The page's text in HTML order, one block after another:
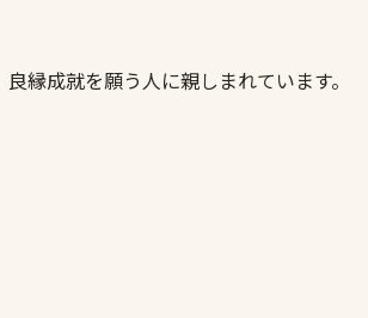
縁成就を願う人に親しまれています。